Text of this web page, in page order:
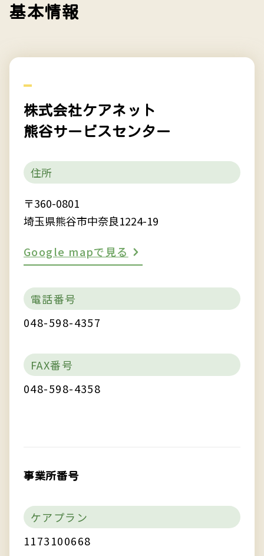
基本情報
株式会社ケアネット
熊谷サービスセンター
住所
〒360-0801
埼玉県熊谷市中奈良1224-19
Google mapで見る
電話番号
048-598-4357
FAX番号
048-598-4358
事業所番号
ケアプラン
1173100668